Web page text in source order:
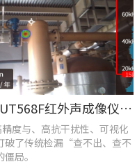
告别盲查！UT568F红外声成像仪，让汽车智造车间气体泄漏检测更智能高效
度与、高抗干扰性、可视化
破了传统检漏“查不出、查不
局。